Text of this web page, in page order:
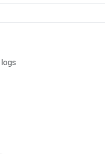
logs